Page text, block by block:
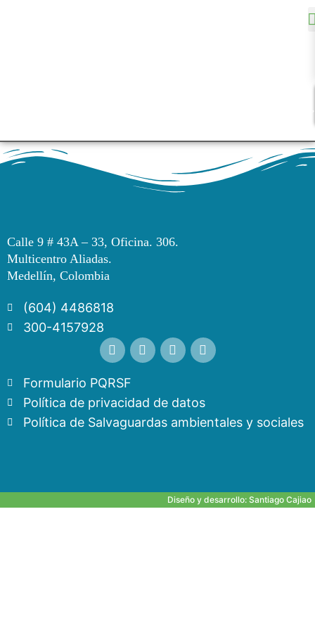
Calle 9 # 43A – 33, Oficina. 306.
Multicentro Aliadas.
Medellín, Colombia
(604) 4486818
300-4157928
Formulario PQRSF
Política de privacidad de datos
Política de Salvaguardas ambientales y sociales
Diseño y desarrollo: Santiago Cajiao